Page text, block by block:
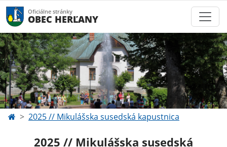
Oficiálne stránky
OBEC HERĽANY
2025 // Mikulášska susedská kapustnica
2025 // Mikulášska susedská